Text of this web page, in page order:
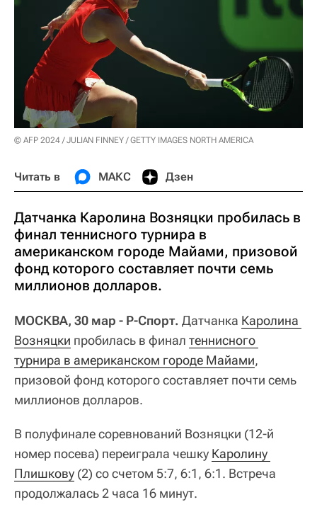
© AFP 2024 / JULIAN FINNEY / GETTY IMAGES NORTH AMERICA
Читать в МАКС Дзен
Датчанка Каролина Возняцки пробилась в
финал теннисного турнира в
американском городе Майами, призовой
фонд которого составляет почти семь
миллионов долларов.
МОСКВА, 30 мар - Р-Спорт. Датчанка Каролина
Возняцки пробилась в финал теннисного
турнира в американском городе Майами,
призовой фонд которого составляет почти семь
миллионов долларов.
В полуфинале соревнований Возняцки (12-й
номер посева) переиграла чешку Каролину
Плишкову (2) со счетом 5:7, 6:1, 6:1. Встреча
продолжалась 2 часа 16 минут.